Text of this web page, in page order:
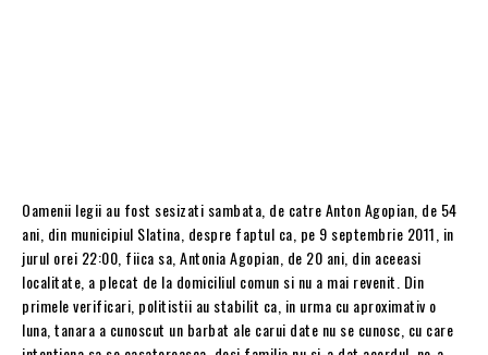
Oamenii legii au fost sesizati sambata, de catre Anton Agopian, de 54
ani, din municipiul Slatina, despre faptul ca, pe 9 septembrie 2011, in
jurul orei 22:00, fiica sa, Antonia Agopian, de 20 ani, din aceeasi
localitate, a plecat de la domiciliul comun si nu a mai revenit. Din
primele verificari, politistii au stabilit ca, in urma cu aproximativ o
luna, tanara a cunoscut un barbat ale carui date nu se cunosc, cu care